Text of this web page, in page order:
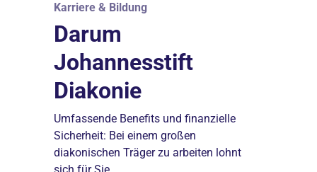
Karriere & Bildung
Darum
Johannesstift
Diakonie
Umfassende Benefits und finanzielle
Sicherheit: Bei einem großen
diakonischen Träger zu arbeiten lohnt
Karriere & Bildung
Fort- und
Weiterbildungen
Unsere Akademien eröffnen Ihnen die
weiterzuentwickeln.